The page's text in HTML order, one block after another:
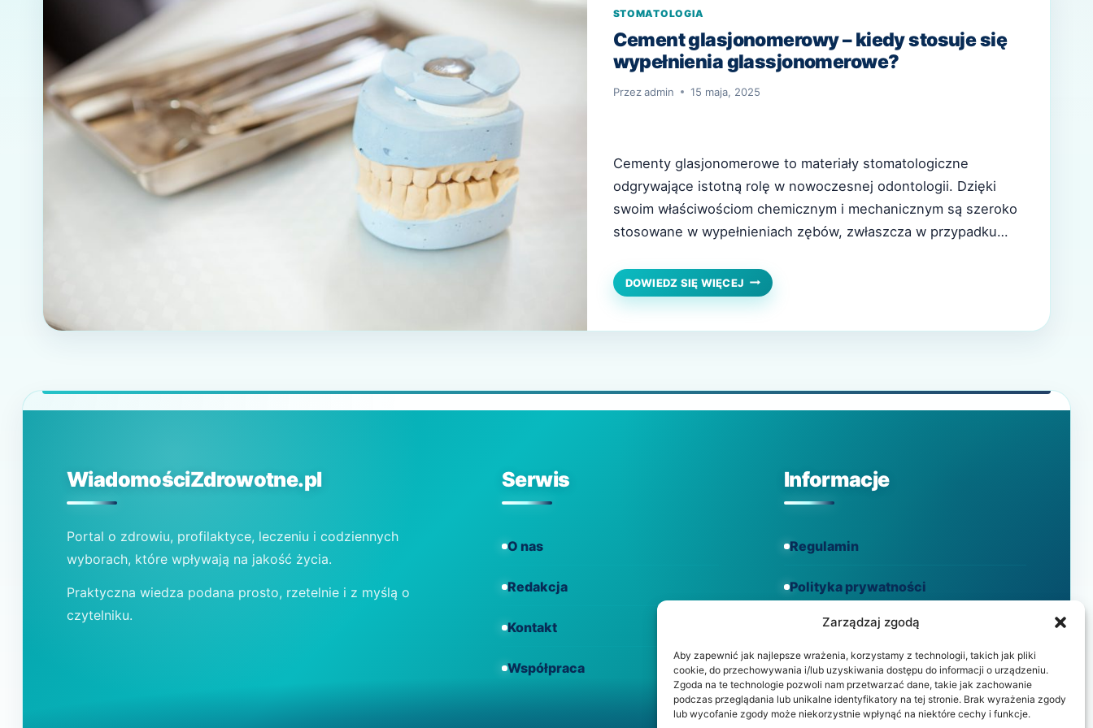
Zarządzaj zgodą
Aby zapewnić jak najlepsze wrażenia, korzystamy z technologii, takich jak pliki
cookie, do przechowywania i/lub uzyskiwania dostępu do informacji o urządzeniu.
Zgoda na te technologie pozwoli nam przetwarzać dane, takie jak zachowanie
podczas przeglądania lub unikalne identyfikatory na tej stronie. Brak wyrażenia zgody
lub wycofanie zgody może niekorzystnie wpłynąć na niektóre cechy i funkcje.
STOMATOLOGIA
Cement glasjonomerowy – kiedy stosuje się
wypełnienia glassjonomerowe?
Przez admin 15 maja, 2025
Cementy glasjonomerowe to materiały stomatologiczne
odgrywające istotną rolę w nowoczesnej odontologii. Dzięki
swoim właściwościom chemicznym i mechanicznym są szeroko
stosowane w wypełnieniach zębów, zwłaszcza w przypadku
powstaje w wyniku reakcji kwasu poliakrylowego i szkła fluoro-
glinokrzemianowego, co zapewnia mu unikalne cechy –
DOWIEDZ SIĘ WIĘCEJ CEMENT
GLASJONOMEROWY
GLASSJONOMEROWE?
WiadomościZdrowotne.pl
Portal o zdrowiu, profilaktyce, leczeniu i codziennych
wyborach, które wpływają na jakość życia.
Praktyczna wiedza podana prosto, rzetelnie i z myślą o
czytelniku.
Serwis
O nas
Redakcja
Kontakt
Współpraca
Informacje
Regulamin
Polityka prywatności
Polityka cookies